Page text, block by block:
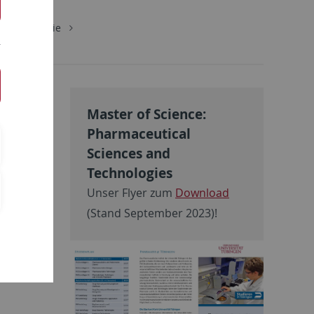
Biochemie
Master of Science:
Pharmaceutical
Sciences and
Technologies
Unser Flyer zum Download
(Stand September 2023)!